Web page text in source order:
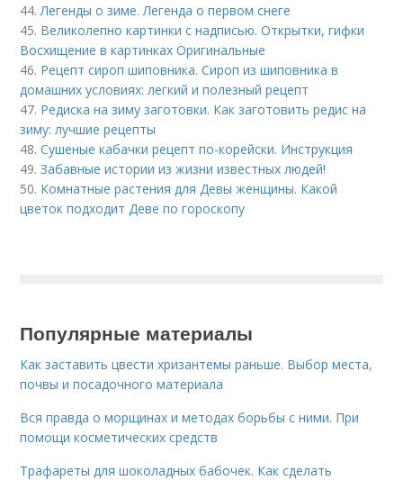
44.Легенды о зиме. Легенда о первом снеге
45. Великолепно картинки с надписью. Открытки, гифки
Восхищение в картинках Оригинальные
46. Рецепт сироп шиповника. Сироп из шиповника в
домашних условиях: легкий и полезный рецепт
47. Редиска на зиму заготовки. Как заготовить редис на
зиму: лучшие рецепты
48.Сушеные кабачки рецепт по-корейски. Инструкция
49.Забавные истории из жизни известных людей!
50. Комнатные растения для Девы женщины. Какой
цветок подходит Деве по гороскопу
Популярные материалы
Как заставить цвести хризантемы раньше. Выбор места,
почвы и посадочного материала
Вся правда о морщинах и методах борьбы с ними. При
помощи косметических средств
Трафареты для шоколадных бабочек. Как сделать